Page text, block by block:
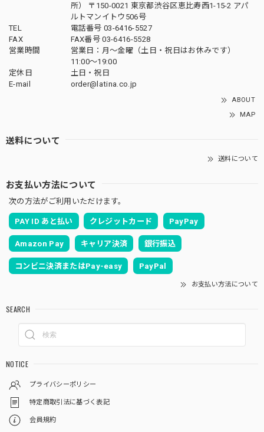
所） 〒150-0021 東京都渋谷区恵比寿西1-15-2 アパ
ルトマンイトウ506号
TEL
電話番号 03-6416-5527
FAX
FAX番号 03-6416-5528
営業時間
営業日：月〜金曜（土日・祝日はお休みです）
11:00〜19:00
定休日
土日・祝日
E-mail
order@latina.co.jp
ABOUT
MAP
送料について
送料について
お支払い方法について
次の方法がご利用いただけます。
PAY ID あと払い クレジットカード PayPay
Amazon Pay キャリア決済 銀行振込
コンビニ決済またはPay-easy PayPal
お支払い方法について
SEARCH
NOTICE
プライバシーポリシー
特定商取引法に基づく表記
会員規約